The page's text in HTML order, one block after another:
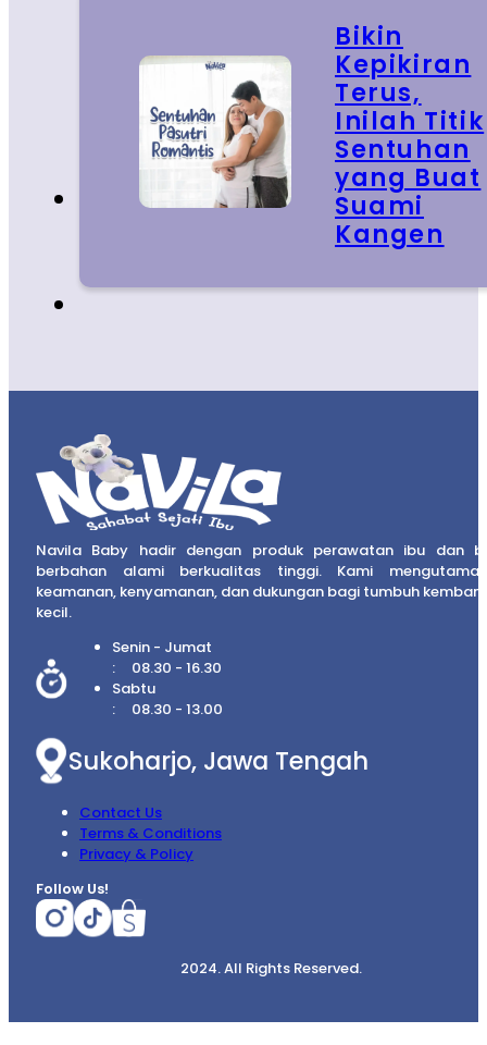
Bikin
Kepikiran
Terus,
Inilah Titik
Sentuhan
yang Buat
Suami
Kangen
Navila Baby hadir dengan produk perawatan ibu dan
berbahan alami berkualitas tinggi. Kami
keamanan, kenyamanan, dan dukungan bagi tumbuh
kecil.
Senin - Jumat
08.30 - 16.30
Sabtu
08.30 - 13.00
Sukoharjo, Jawa Tengah
Contact Us
Terms & Conditions
Privacy & Policy
Follow Us!
2024. All Rights Reserved.